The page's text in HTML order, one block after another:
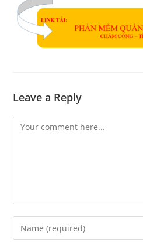
Leave a Reply
Comment
Enter
your